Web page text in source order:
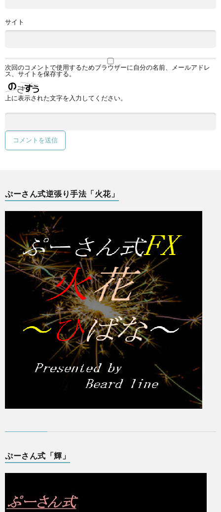
サイト
次回のコメントで使用するためブラウザーに自分の名前、メールアドレ
ス、サイトを保存する。
上に表示された文字を入力してください。
ぷーさん式逆張り手法「火花」
ぷーさん式「輝」